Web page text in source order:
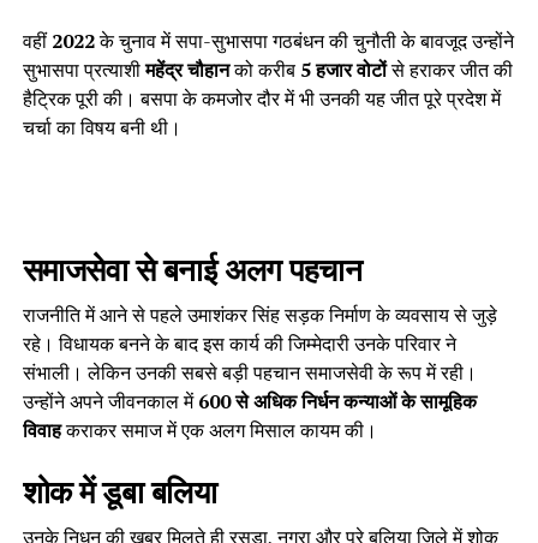
वहीं2022के चुनाव में सपा-सुभासपा गठबंधन की चुनौती के बावजूद उन्होंने
सुभासपा प्रत्याशीमहेंद्र चौहानको करीब 5 हजार वोटोंसे हराकर जीत की
हैट्रिक पूरी की। बसपा के कमजोर दौर में भी उनकी यह जीत पूरे प्रदेश में
चर्चा का विषय बनी थी।
समाजसेवा से बनाई अलग पहचान
राजनीति में आने से पहले उमाशंकर सिंह सड़क निर्माण के व्यवसाय से जुड़े
रहे। विधायक बनने के बाद इस कार्य की जिम्मेदारी उनके परिवार ने
संभाली। लेकिन उनकी सबसे बड़ी पहचान समाजसेवी के रूप में रही।
उन्होंने अपने जीवनकाल में600 से अधिक निर्धन कन्याओं के सामूहिक
विवाहकराकर समाज में एक अलग मिसाल कायम की।
शोक में डूबा बलिया
उनके निधन की खबर मिलते ही रसड़ा, नगरा और पूरे बलिया जिले में शोक